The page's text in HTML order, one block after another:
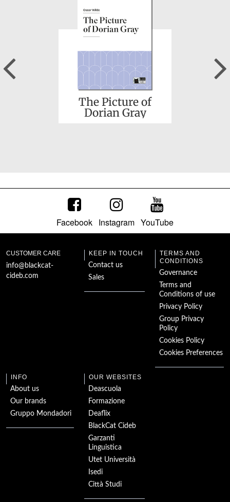
The Picture of
Dorian Gray
Previous
Facebook Instagram YouTube